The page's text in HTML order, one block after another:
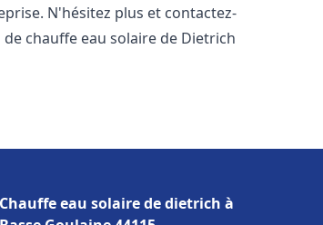
N'hésitez plus et contactez-
chauffe eau solaire de Dietrich
Chauffe eau solaire de dietrich à